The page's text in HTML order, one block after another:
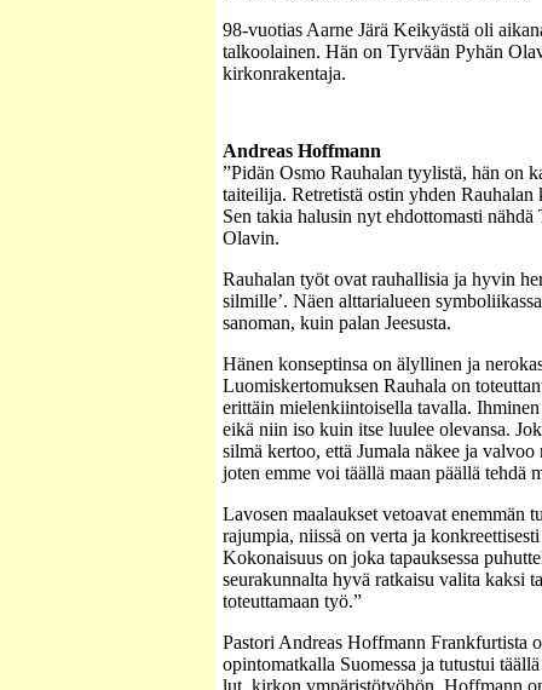
98-vuotias Aarne Järä Keikyästä oli
talkoolainen. Hän on Tyrvään Pyhän
kirkonrakentaja.
Andreas Hoffmann
”Pidän Osmo Rauhalan tyylistä, hän on
taiteilija. Retretistä ostin yhden Rauhalan
Sen takia halusin nyt ehdottomasti nähdä
Olavin.
Rauhalan työt ovat rauhallisia ja hyvin
silmille’. Näen alttarialueen
sanoman, kuin palan Jeesusta.
Hänen konseptinsa on älyllinen ja
Luomiskertomuksen Rauhala on
erittäin mielenkiintoisella tavalla.
eikä niin iso kuin itse luulee olevansa.
silmä kertoo, että Jumala näkee ja
joten emme voi täällä maan päällä tehdä
Lavosen maalaukset vetoavat enemmän
rajumpia, niissä on verta ja
Kokonaisuus on joka tapauksessa
seurakunnalta hyvä ratkaisu valita kaksi
toteuttamaan työ.”
Pastori Andreas Hoffmann Frankfurtista
opintomatkalla Suomessa ja tutustui
lut. kirkon ympäristötyöhön. Hoffmann